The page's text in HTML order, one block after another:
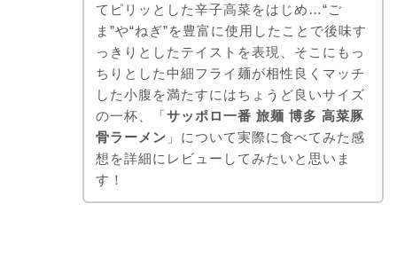
てピリッとした辛子高菜をはじめ…“ご
ま”や“ねぎ”を豊富に使用したことで後味す
っきりとしたテイストを表現、そこにもっ
ちりとした中細フライ麺が相性良くマッチ
した小腹を満たすにはちょうど良いサイズ
の一杯、「サッポロ一番 旅麺 博多 高菜豚
骨ラーメン 」について実際に食べてみた感
想を詳細にレビューしてみたいと思いま
す！